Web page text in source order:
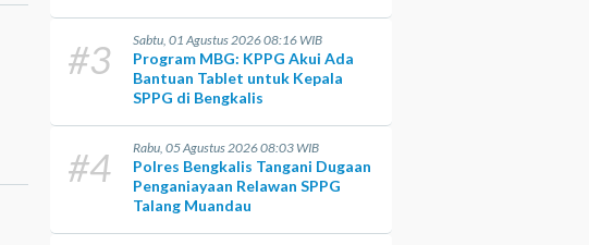
#3 Sabtu, 01 Agustus 2026 08:16 WIB
Program MBG: KPPG Akui Ada
Bantuan Tablet untuk Kepala
SPPG di Bengkalis
#4 Rabu, 05 Agustus 2026 08:03 WIB
Polres Bengkalis Tangani Dugaan
Penganiayaan Relawan SPPG
Talang Muandau